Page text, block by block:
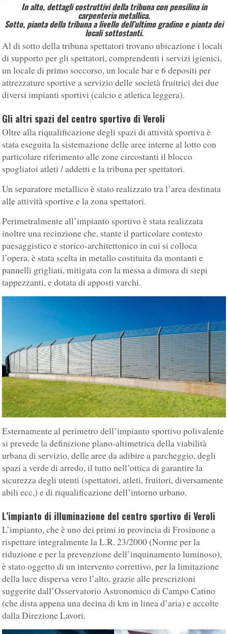
In alto, dettagli costruttivi della tribuna con pensilina in
carpenteria metallica.
Sotto, pianta della tribuna a livello dell’ultimo gradino e pianta dei
locali sottostanti.
Al di sotto della tribuna spettatori trovano ubicazione i locali
di supporto per gli spettatori, comprendenti i servizi igienici,
un locale di primo soccorso, un locale bar e 6 depositi per
attrezzature sportive a servizio delle società fruitrici dei due
diversi impianti sportivi (calcio e atletica leggera).
Gli altri spazi del centro sportivo di Veroli
Oltre alla riqualificazione degli spazi di attività sportiva è
stata eseguita la sistemazione delle aree interne al lotto con
particolare riferimento alle zone circostanti il blocco
spogliatoi atleti / addetti e la tribuna per spettatori.
Un separatore metallico è stato realizzato tra l’area destinata
alle attività sportive e la zona spettatori.
Perimetralmente all’impianto sportivo è stata realizzata
inoltre una recinzione che, stante il particolare contesto
paesaggistico e storico-architettonico in cui si colloca
l’opera, è stata scelta in metallo costituita da montanti e
pannelli grigliati, mitigata con la messa a dimora di siepi
tappezzanti, e dotata di apposti varchi.
Esternamente al perimetro dell’impianto sportivo polivalente
si prevede la definizione plano-altimetrica della viabilità
urbana di servizio, delle aree da adibire a parcheggio, degli
spazi a verde di arredo, il tutto nell’ottica di garantire la
sicurezza degli utenti (spettatori, atleti, fruitori, diversamente
abili ecc,) e di riqualificazione dell’intorno urbano.
L’impianto di illuminazione del centro sportivo di Veroli
L’impianto, che è uno dei primi in provincia di Frosinone a
rispettare integralmente la L.R. 23/2000 (Norme per la
riduzione e per la prevenzione dell’inquinamento luminoso),
è stato oggetto di un intervento correttivo, per la limitazione
della luce dispersa vero l’alto, grazie alle prescrizioni
suggerite dall’Osservatorio Astronomico di Campo Catino
(che dista appena una decina di km in linea d’aria) e accolte
dalla Direzione Lavori.